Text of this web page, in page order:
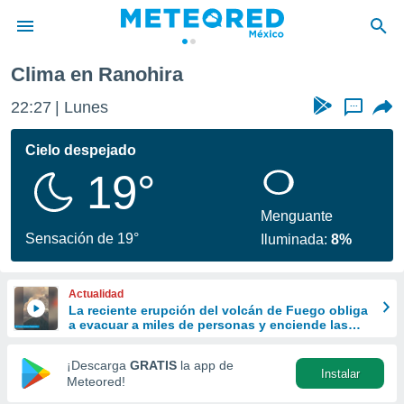
de
ha sido
calidad.
a este
las
y
forma
digital
basada
Clima en Ranohira
22:27 Lunes ...
Cielo despejado
19°
Sensación de 19°
Menguante
Iluminada:8%
Actualidad
La reciente erupción del volcán de Fuego obliga
a evacuar a miles de personas y enciende las
¡Descarga GRATIS la app de
Meteored!
Instalar